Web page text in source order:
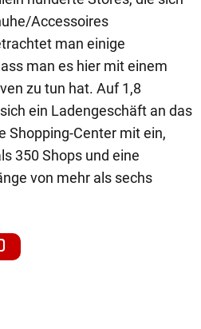
Accessoires
man einige
man es hier mit einem
zu tun hat. Auf 1,8
ein Ladengeschäft an das
Shopping-Center mit ein,
350 Shops und eine
von mehr als sechs